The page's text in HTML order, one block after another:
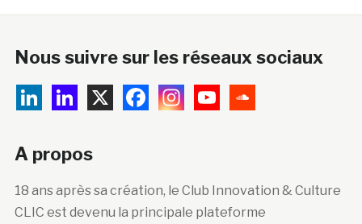
Nous suivre sur les réseaux sociaux
A propos
18 ans après sa création, le Club Innovation & Culture
CLIC est devenu la principale plateforme